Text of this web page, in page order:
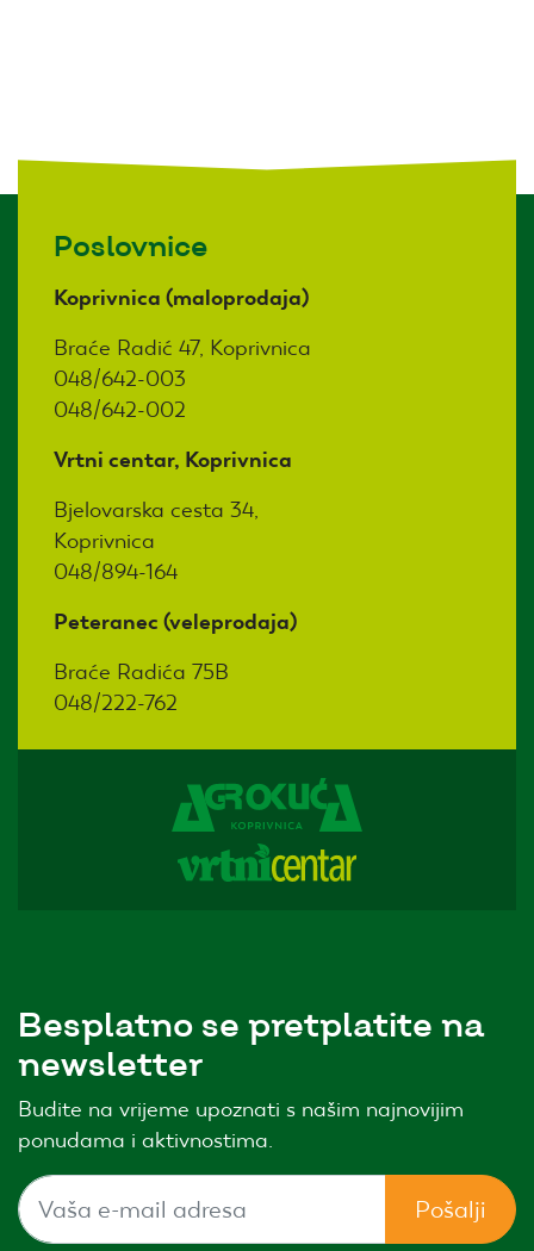
Poslovnice
Koprivnica (maloprodaja)
Braće Radić 47, Koprivnica
048/642-003
048/642-002
Vrtni centar, Koprivnica
Bjelovarska cesta 34,
Koprivnica
048/894-164
Peteranec (veleprodaja)
Braće Radića 75B
048/222-762
Besplatno se pretplatite na
newsletter
Budite na vrijeme upoznati s našim najnovijim
ponudama i aktivnostima.
Pošalji